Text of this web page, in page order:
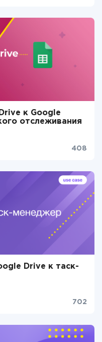
к Google
отслеживания
408
Drive к таск-
702